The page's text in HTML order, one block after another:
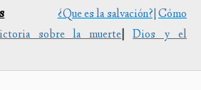
¿Que es la salvación?|Cómo
sobre la muerte|
Dios y el